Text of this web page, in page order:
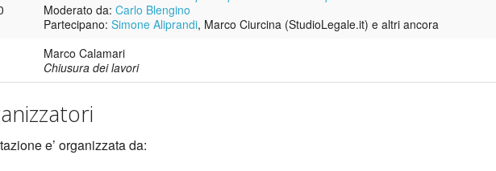
Moderato da: Carlo Blengino
Partecipano: Simone Aliprandi, Marco Ciurcina (StudioLegale.it) e altri ancora
Marco Calamari
Chiusura dei lavori
e’ organizzata da: